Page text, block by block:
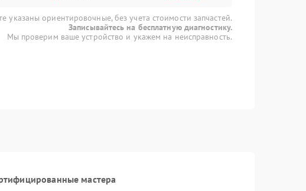
указаны ориентировочные, без учета стоимости запчастей.
Записывайтесь на бесплатную диагностику.
Мы проверим ваше устройство и укажем на неисправность.
мастера